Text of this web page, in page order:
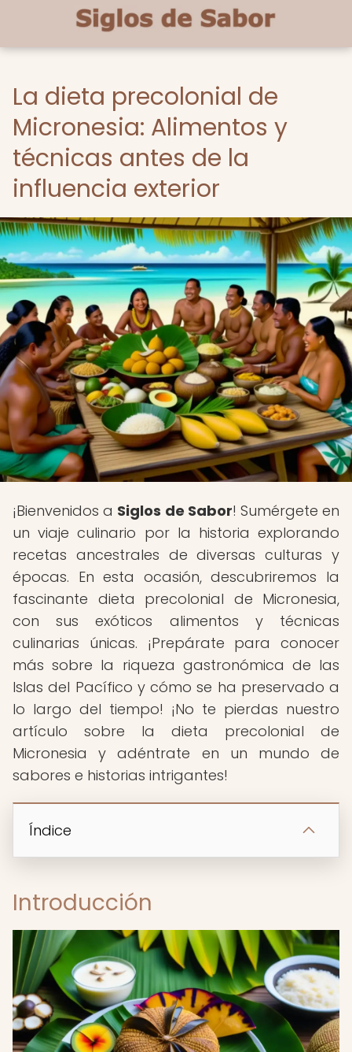
La dieta precolonial de
Micronesia: Alimentos y
técnicas antes de la
influencia exterior
¡Bienvenidos a Siglos de Sabor! Sumérgete en
un viaje culinario por la historia explorando
recetas ancestrales de diversas culturas y
épocas. En esta ocasión, descubriremos la
fascinante dieta precolonial de Micronesia,
con sus exóticos alimentos y técnicas
culinarias únicas. ¡Prepárate para conocer
más sobre la riqueza gastronómica de las
Islas del Pacífico y cómo se ha preservado a
lo largo del tiempo! ¡No te pierdas nuestro
artículo sobre la dieta precolonial de
Micronesia y adéntrate en un mundo de
sabores e historias intrigantes!
Índice
Introducción